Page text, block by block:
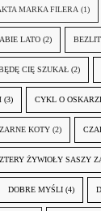
MARKA FILERA (1)
LATO (2)
CIĘ SZUKAŁ (2)
(3) CYKL O
KOTY (2)
ŻYWIOŁY SASZY
DOBRE MYŚLI (4)